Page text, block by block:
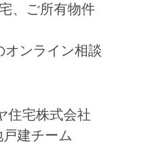
、ご所有物件
ンライン相談
住宅株式会社
建チーム